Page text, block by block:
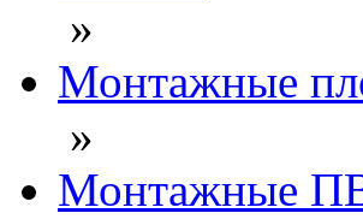
»
Монтажные
»
Монтажные